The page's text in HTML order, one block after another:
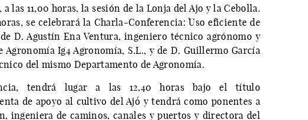
las 11,00 horas, la sesión de la Lonja del Ajo y la Cebolla.
se celebrará la Charla-Conferencia: `Uso eficiente de
D. Agustín Ena Ventura, ingeniero técnico agrónomo y
Ig4 Agronomía, S.L., y de D. Guillermo García
del mismo Departamento de Agronomía.
tendrá lugar a las 12,40 horas bajo el título
de apoyo al cultivo del Ajo´ y tendrá como ponentes a
ingeniera de caminos, canales y puertos y directora del